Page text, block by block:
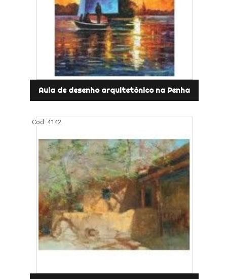
Aula de desenho arquitetônico na Penha
Cod.:4142